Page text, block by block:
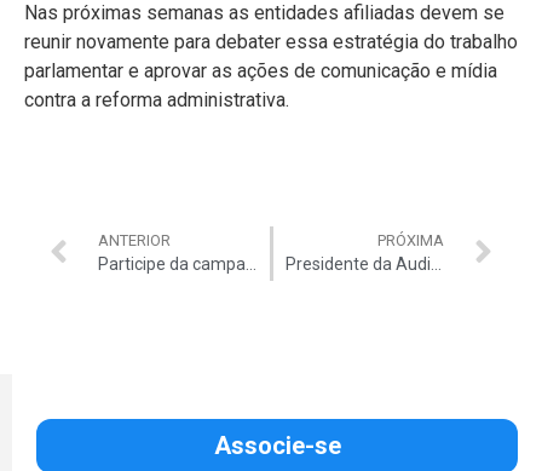
Nas próximas semanas as entidades afiliadas devem se
reunir novamente para debater essa estratégia do trabalho
parlamentar e aprovar as ações de comunicação e mídia
contra a reforma administrativa.
ANTERIOR
Participe da campanha de recadastramento e concorra a prêmios
PRÓXIMA
Presidente da Auditar afirma, em artigo publicado no Correio Braziliense, que reforma administrativa não combate privilégios
Associe-se